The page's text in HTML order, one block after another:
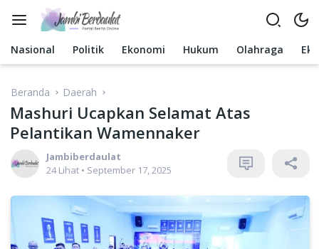
Nasional
Politik Ekonomi Hukum Olahraga
Beranda Daerah
Mashuri Ucapkan Selamat Atas
Pelantikan Wamennaker
Jambiberdaulat
24 Lihat • September 17, 2025